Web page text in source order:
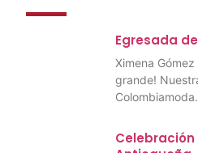
Egresada
Ximena
grande!
Celebración